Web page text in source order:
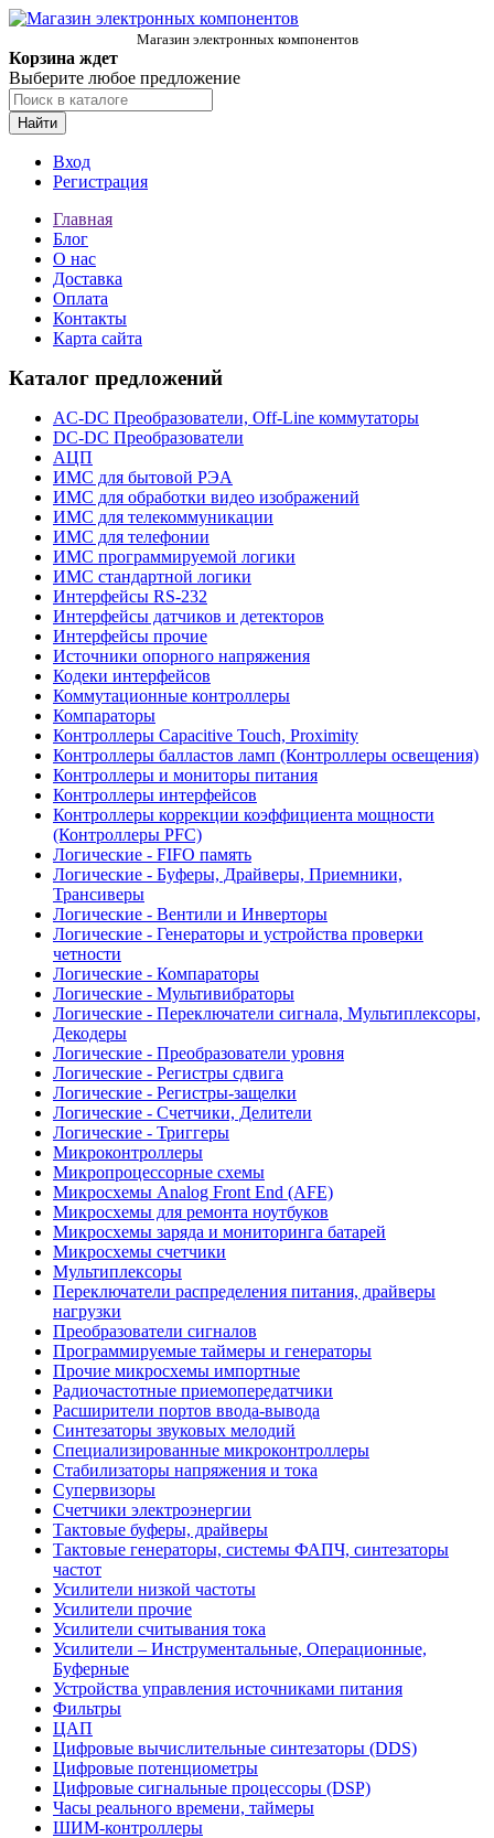
Магазин электронных компонентов
Корзина ждет
Выберите любое предложение
Найти
Вход
Регистрация
Главная
Блог
О нас
Доставка
Оплата
Контакты
Карта сайта
Каталог предложений
AC-DC Преобразователи, Off-Line коммутаторы
DC-DC Преобразователи
АЦП
ИМС для бытовой РЭА
ИМС для обработки видео изображений
ИМС для телекоммуникации
ИМС для телефонии
ИМС программируемой логики
ИМС стандартной логики
Интерфейсы RS-232
Интерфейсы датчиков и детекторов
Интерфейсы прочие
Источники опорного напряжения
Кодеки интерфейсов
Коммутационные контроллеры
Компараторы
Контроллеры Capacitive Touch, Proximity
Контроллеры балластов ламп (Контроллеры освещения)
Контроллеры и мониторы питания
Контроллеры интерфейсов
Контроллеры коррекции коэффициента мощности
(Контроллеры PFC)
Логические - FIFO память
Логические - Буферы, Драйверы, Приемники,
Трансиверы
Логические - Вентили и Инверторы
Логические - Генераторы и устройства проверки
четности
Логические - Компараторы
Логические - Мультивибраторы
Логические - Переключатели сигнала, Мультиплексоры,
Декодеры
Логические - Преобразователи уровня
Логические - Регистры сдвига
Логические - Регистры-защелки
Логические - Счетчики, Делители
Логические - Триггеры
Микроконтроллеры
Микропроцессорные схемы
Микросхемы Analog Front End (AFE)
Микросхемы для ремонта ноутбуков
Микросхемы заряда и мониторинга батарей
Микросхемы счетчики
Мультиплексоры
Переключатели распределения питания, драйверы
нагрузки
Преобразователи сигналов
Программируемые таймеры и генераторы
Прочие микросхемы импортные
Радиочастотные приемопередатчики
Расширители портов ввода-вывода
Синтезаторы звуковых мелодий
Специализированные микроконтроллеры
Стабилизаторы напряжения и тока
Супервизоры
Счетчики электроэнергии
Тактовые буферы, драйверы
Тактовые генераторы, системы ФАПЧ, синтезаторы
частот
Усилители низкой частоты
Усилители прочие
Усилители считывания тока
Усилители – Инструментальные, Операционные,
Буферные
Устройства управления источниками питания
Фильтры
ЦАП
Цифровые вычислительные синтезаторы (DDS)
Цифровые потенциометры
Цифровые сигнальные процессоры (DSP)
Часы реального времени, таймеры
ШИМ-контроллеры